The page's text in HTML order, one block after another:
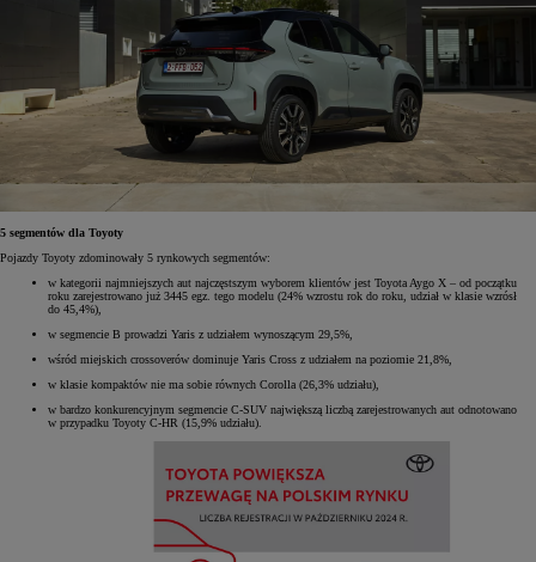
5 segmentów dla Toyoty
Pojazdy Toyoty zdominowały 5 rynkowych segmentów:
w kategorii najmniejszych aut najczęstszym wyborem klientów jest Toyota Aygo X – od początku
roku zarejestrowano już 3445 egz. tego modelu (24% wzrostu rok do roku, udział w klasie wzrósł
do 45,4%),
w segmencie B prowadzi Yaris z udziałem wynoszącym 29,5%,
wśród miejskich crossoverów dominuje Yaris Cross z udziałem na poziomie 21,8%,
w klasie kompaktów nie ma sobie równych Corolla (26,3% udziału),
w bardzo konkurencyjnym segmencie C-SUV największą liczbą zarejestrowanych aut odnotowano
w przypadku Toyoty C-HR (15,9% udziału).